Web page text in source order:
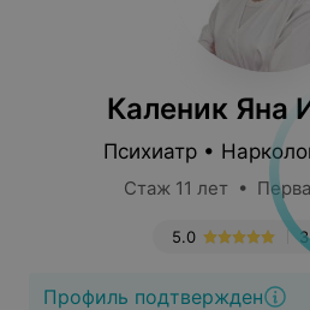
Каленик Яна
Психиатр •
Стаж 11 лет •
5.0
Профиль подтвержден